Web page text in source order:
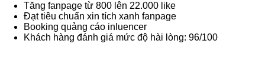
Tăng fanpage từ 800 lên 22.000 like
Đạt tiêu chuẩn xin tích xanh fanpage
Booking quảng cáo inluencer
Khách hàng đánh giá mức độ hài lòng: 96/100